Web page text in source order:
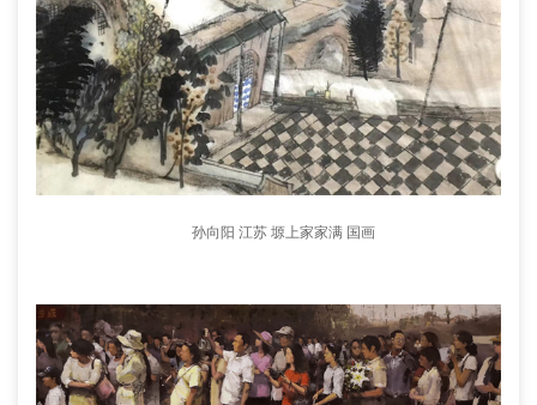
孙向阳 江苏 塬上家家满 国画